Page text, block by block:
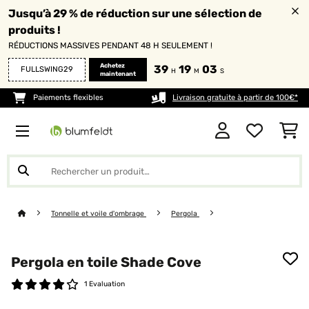
Jusqu’à 29 % de réduction sur une sélection de
produits !
RÉDUCTIONS MASSIVES PENDANT 48 H SEULEMENT !
FULLSWING29
Achetez
maintenant
39 H 19 M 02 S
Paiements flexibles Livraison gratuite à partir de 100€*
Tonnelle et voile d'ombrage Pergola
Pergola en toile Shade Cove
1 Evaluation